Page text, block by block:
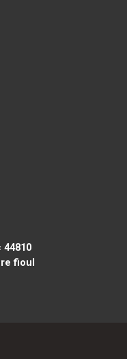
fioul